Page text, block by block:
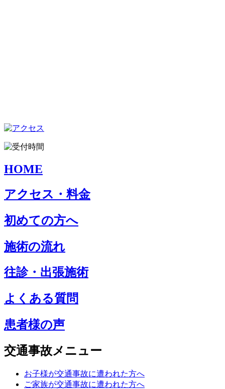
HOME
アクセス・料金
初めての方へ
施術の流れ
往診・出張施術
よくある質問
患者様の声
交通事故メニュー
お子様が交通事故に遭われた方へ
ご家族が交通事故に遭われた方へ